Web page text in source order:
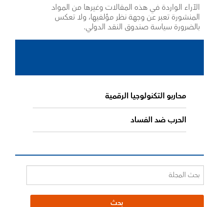
الآراء الواردة في هذه المقالات وغيرها من المواد
المنشورة تعبر عن وجهة نظر مؤلفيها، ولا تعكس
بالضرورة سياسة صندوق النقد الدولي.
محاربو التكنولوجيا الرقمية
الحرب ضد الفساد